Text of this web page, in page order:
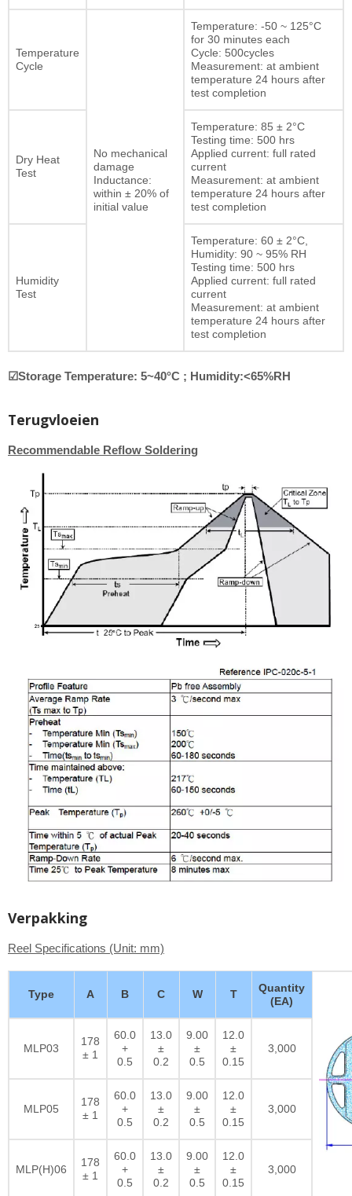
Temperature
Cycle
No mechanical
damage
Inductance:
within ± 20% of
initial value
Temperature: -50 ~ 125°C
for 30 minutes each
Cycle: 500cycles
Measurement: at ambient
temperature 24 hours after
test completion
Dry Heat
Test
Temperature: 85 ± 2°C
Testing time: 500 hrs
Applied current: full rated
current
Measurement: at ambient
temperature 24 hours after
test completion
Humidity
Test
Temperature: 60 ± 2°C,
Humidity: 90 ~ 95% RH
Testing time: 500 hrs
Applied current: full rated
current
Measurement: at ambient
temperature 24 hours after
test completion
☑Storage Temperature: 5~40°C ; Humidity:<65%RH
Terugvloeien
Recommendable Reflow Soldering
Verpakking
Reel Specifications (Unit: mm)
Type A B C W T
Quantity
(EA)
MLP03
178
± 1
60.0
+
0.5
13.0
±
0.2
9.00
±
0.5
12.0
±
0.15
3,000
MLP05
178
± 1
60.0
+
0.5
13.0
±
0.2
9.00
±
0.5
12.0
±
0.15
3,000
MLP(H)06
178
± 1
60.0
+
0.5
13.0
±
0.2
9.00
±
0.5
12.0
±
0.15
3,000